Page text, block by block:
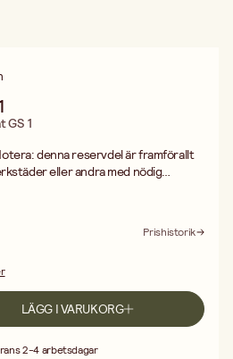
GS 1
denna reservdel är framförallt
eller andra med nödig
apparater. För att byta
nya delen bör apparatlådan åter
Prishistorik
LÄGG I VARUKORG
2-4 arbetsdagar